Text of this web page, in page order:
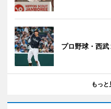
プロ野球・西
もっと